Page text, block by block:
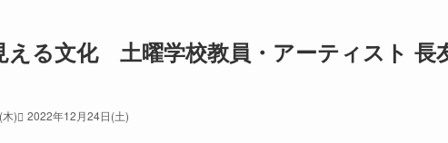
える文化 土曜学校教員・アーティスト 長
) 2022年12月24日(土)